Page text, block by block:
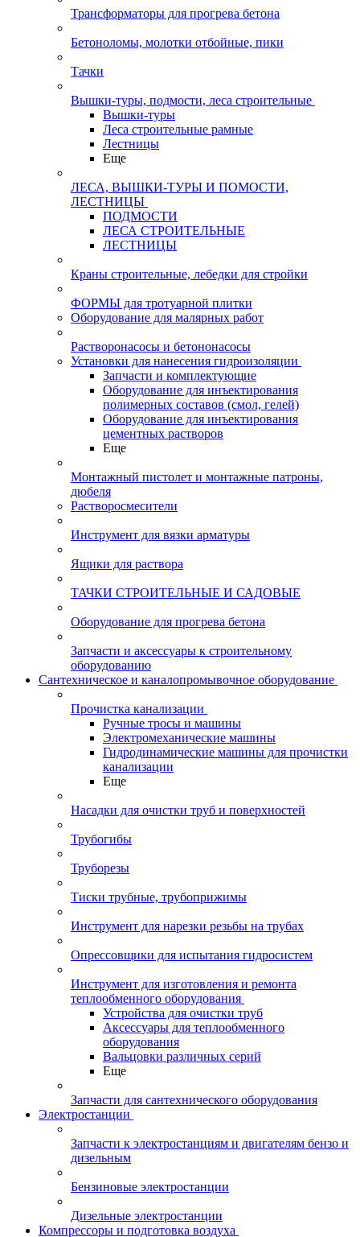
Трансформаторы для прогрева бетона
Бетоноломы, молотки отбойные, пики
Тачки
Вышки-туры, подмости, леса строительные
Вышки-туры
Леса строительные рамные
Лестницы
Еще
ЛЕСА, ВЫШКИ-ТУРЫ И ПОМОСТИ,
ЛЕСТНИЦЫ
ПОДМОСТИ
ЛЕСА СТРОИТЕЛЬНЫЕ
ЛЕСТНИЦЫ
Краны строительные, лебедки для стройки
ФОРМЫ для тротуарной плитки
Оборудование для малярных работ
Растворонасосы и бетононасосы
Установки для нанесения гидроизоляции
Запчасти и комплектующие
Оборудование для инъектирования
полимерных составов (смол, гелей)
Оборудование для инъектирования
цементных растворов
Еще
Монтажный пистолет и монтажные патроны,
дюбеля
Растворосмесители
Инструмент для вязки арматуры
Ящики для раствора
ТАЧКИ СТРОИТЕЛЬНЫЕ И САДОВЫЕ
Оборудование для прогрева бетона
Запчасти и аксессуары к строительному
оборудованию
Сантехническое и каналопромывочное оборудование
Прочистка канализации
Ручные тросы и машины
Электромеханические машины
Гидродинамические машины для прочистки
канализации
Еще
Насадки для очистки труб и поверхностей
Трубогибы
Труборезы
Тиски трубные, трубоприжимы
Инструмент для нарезки резьбы на трубах
Опрессовщики для испытания гидросистем
Инструмент для изготовления и ремонта
теплообменного оборудования
Устройства для очистки труб
Аксессуары для теплообменного
оборудования
Вальцовки различных серий
Еще
Запчасти для сантехнического оборудования
Электростанции
Запчасти к электростанциям и двигателям бензо и
дизельным
Бензиновые электростанции
Дизельные электростанции
Компрессоры и подготовка воздуха